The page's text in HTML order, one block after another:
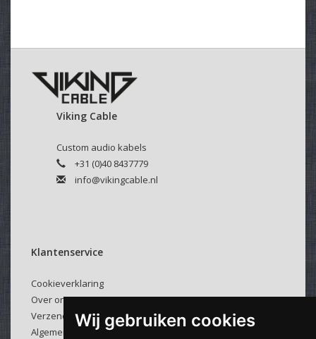
Wij gebruiken cookies
Viking Cable
Custom audio kabels
+31 (0)40 8437779
info@vikingcable.nl
Klantenservice
Cookieverklaring
Over ons
Verzenden & retourneren
Algemene voorwaarden